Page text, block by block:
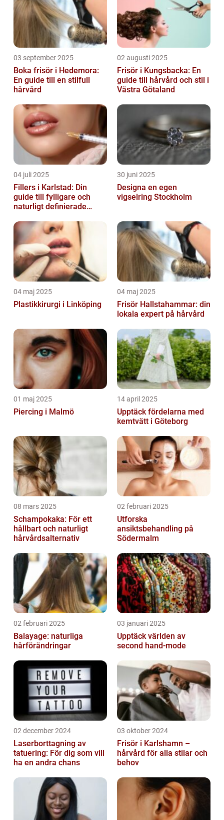
03 september 2025
Boka frisör i Hedemora:
En guide till en stilfull
hårvård
02 augusti 2025
Frisör i Kungsbacka: En
guide till hårvård och stil i
Västra Götaland
04 juli 2025
Fillers i Karlstad: Din
guide till fylligare och
naturligt definierade
30 juni 2025
Designa en egen
vigselring Stockholm
04 maj 2025
Plastikkirurgi i Linköping
04 maj 2025
Frisör Hallstahammar: din
lokala expert på hårvård
01 maj 2025
Piercing i Malmö
14 april 2025
Upptäck fördelarna med
kemtvätt i Göteborg
08 mars 2025
Schampokaka: För ett
hållbart och naturligt
hårvårdsalternativ
02 februari 2025
Utforska
ansiktsbehandling på
Södermalm
02 februari 2025
Balayage: naturliga
hårförändringar
03 januari 2025
Upptäck världen av
second hand-mode
02 december 2024
Laserborttagning av
tatuering: För dig som vill
ha en andra chans
03 oktober 2024
Frisör i Karlshamn –
hårvård för alla stilar och
behov